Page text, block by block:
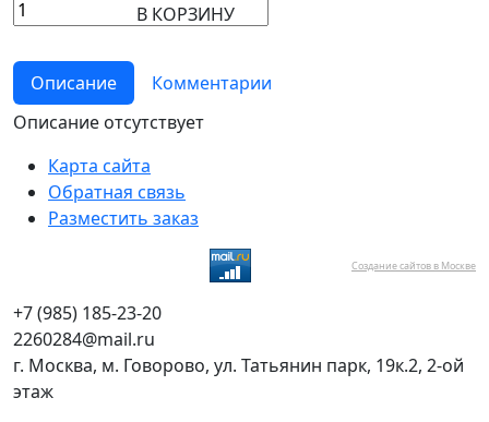
В КОРЗИНУ
Описание
Комментарии
Описание отсутствует
Карта сайта
Обратная связь
Разместить заказ
Создание сайтов в Москве
+7 (985) 185-23-20
2260284@mail.ru
г. Москва, м. Говорово, ул. Татьянин парк, 19к.2, 2-ой
этаж